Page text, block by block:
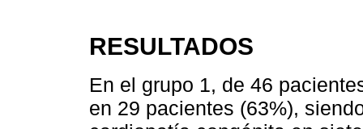
RESULTADOS
En el grupo 1, de 46
en 29 pacientes (63%),